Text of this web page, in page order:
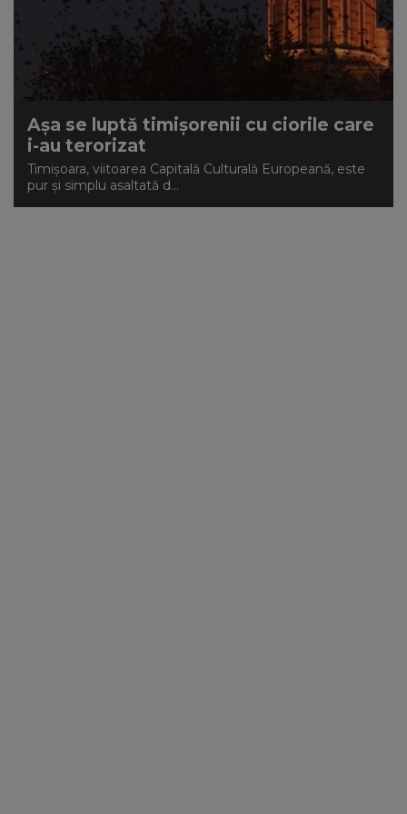
NEWS
CONTUL MEU
Așa se luptă timișorenii cu ciorile care
i-au terorizat
Timișoara, viitoarea Capitală Culturală Europeană, este
pur și simplu asaltată d...